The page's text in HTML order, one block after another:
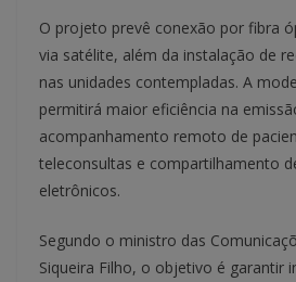
O projeto prevê conexão por fibra
via satélite, além da instalação de
nas unidades contempladas. A
permitirá maior eficiência na
acompanhamento remoto de
teleconsultas e compartilhamento
eletrônicos.
Segundo o ministro das
Siqueira Filho, o objetivo é garantir